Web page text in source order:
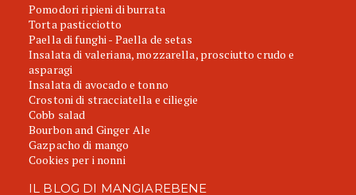
Pomodori ripieni di burrata
Torta pasticciotto
Paella di funghi - Paella de setas
Insalata di valeriana, mozzarella, prosciutto crudo e
asparagi
Insalata di avocado e tonno
Crostoni di stracciatella e ciliegie
Cobb salad
Bourbon and Ginger Ale
Gazpacho di mango
Cookies per i nonni
IL BLOG DI MANGIAREBENE